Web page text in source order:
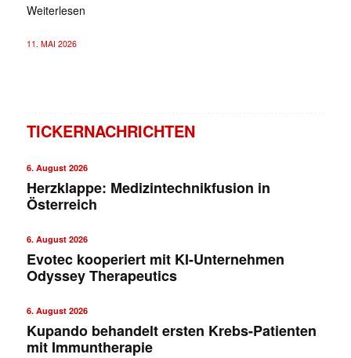
Weiterlesen
11. MAI 2026
TICKERNACHRICHTEN
6. August 2026
Herzklappe: Medizintechnikfusion in
Österreich
6. August 2026
Evotec kooperiert mit KI-Unternehmen
Odyssey Therapeutics
6. August 2026
Kupando behandelt ersten Krebs-Patienten
mit Immuntherapie